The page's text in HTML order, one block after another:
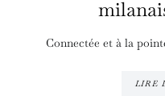
Connectée et à la
LIRE